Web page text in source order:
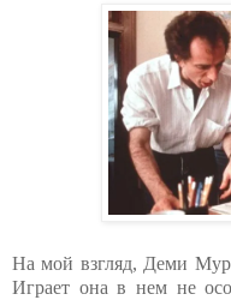
На мой взгляд, Деми Мур
Играет она в нем не